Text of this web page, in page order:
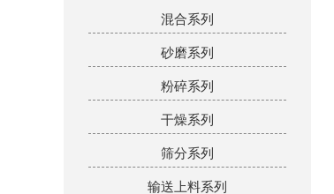
混合系列
砂磨系列
粉碎系列
干燥系列
筛分系列
输送上料系列